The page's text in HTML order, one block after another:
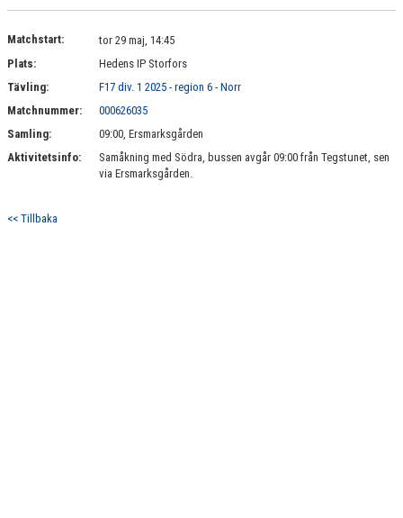
ÖVNINGSBANK
KALENDER
LAGETS SPONSORER
Matchstart:
tor 29 maj, 14:45
Plats:
Hedens IP Storfors
Tävling:
F17 div. 1 2025 - region 6 - Norr
Matchnummer:
000626035
Samling:
09:00, Ersmarksgården
Aktivitetsinfo:
Samåkning med Södra, bussen avgår 09:00 från Tegstunet, sen
via Ersmarksgården.
<< Tillbaka